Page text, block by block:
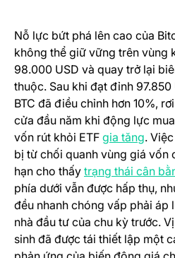
Nỗ lực bứt phá lên cao của
không thể giữ vững trên vùng
98.000 USD và quay trở lại
thuộc. Sau khi đạt đỉnh 97.850
BTC đã điều chỉnh hơn 10%,
cửa đầu năm khi động lực
vốn rút khỏi ETF gia tăng.
bị từ chối quanh vùng giá vốn
hạn cho thấy trạng thái cân
phía dưới vẫn được hấp thụ,
đều nhanh chóng vấp phải áp
nhà đầu tư của chu kỳ trước.
sinh đã được tái thiết lập một